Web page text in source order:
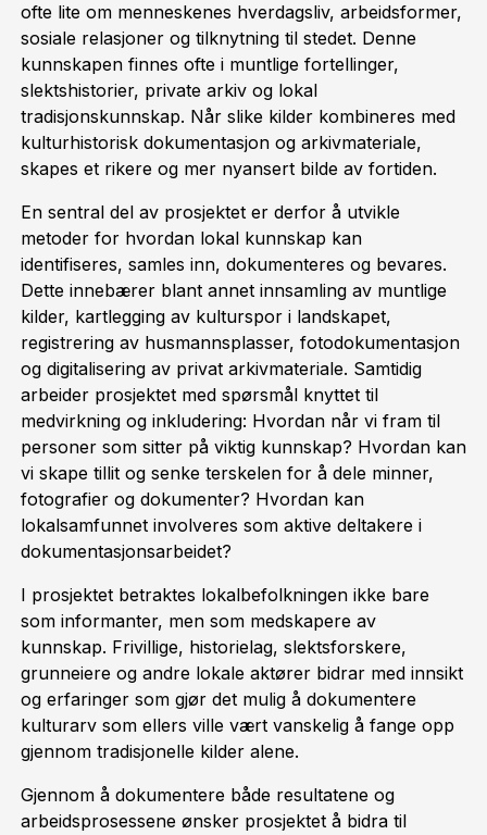
ofte lite om menneskenes hverdagsliv, arbeidsformer,
sosiale relasjoner og tilknytning til stedet. Denne
kunnskapen finnes ofte i muntlige fortellinger,
slektshistorier, private arkiv og lokal
tradisjonskunnskap. Når slike kilder kombineres med
kulturhistorisk dokumentasjon og arkivmateriale,
skapes et rikere og mer nyansert bilde av fortiden.
En sentral del av prosjektet er derfor å utvikle
metoder for hvordan lokal kunnskap kan
identifiseres, samles inn, dokumenteres og bevares.
Dette innebærer blant annet innsamling av muntlige
kilder, kartlegging av kulturspor i landskapet,
registrering av husmannsplasser, fotodokumentasjon
og digitalisering av privat arkivmateriale. Samtidig
arbeider prosjektet med spørsmål knyttet til
medvirkning og inkludering: Hvordan når vi fram til
personer som sitter på viktig kunnskap? Hvordan kan
vi skape tillit og senke terskelen for å dele minner,
fotografier og dokumenter? Hvordan kan
lokalsamfunnet involveres som aktive deltakere i
dokumentasjonsarbeidet?
I prosjektet betraktes lokalbefolkningen ikke bare
som informanter, men som medskapere av
kunnskap. Frivillige, historielag, slektsforskere,
grunneiere og andre lokale aktører bidrar med innsikt
og erfaringer som gjør det mulig å dokumentere
kulturarv som ellers ville vært vanskelig å fange opp
gjennom tradisjonelle kilder alene.
Gjennom å dokumentere både resultatene og
arbeidsprosessene ønsker prosjektet å bidra til